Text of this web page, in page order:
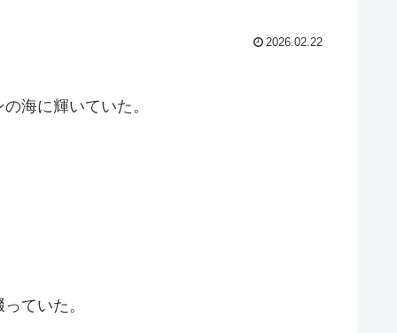
2026.02.22
海に輝いていた。
ていた。